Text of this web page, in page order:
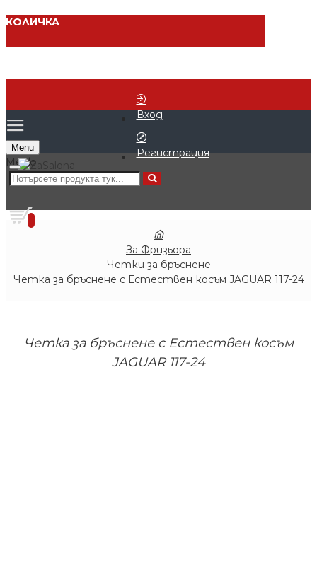
КОЛИЧКА
Вход
Регистрация
Menu
0
За Фризьора
Четки за бръснене
Четка за бръснене с Естествен косъм JAGUAR 117-24
Четка за бръснене с Естествен косъм
JAGUAR 117-24